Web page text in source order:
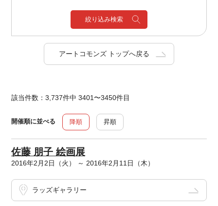
絞り込み検索
アートコモンズ トップへ戻る
該当件数：3,737件中 3401〜3450件目
開催順に並べる 降順 昇順
佐藤 朋子 絵画展
2016年2月2日（火） ～ 2016年2月11日（木）
ラッズギャラリー